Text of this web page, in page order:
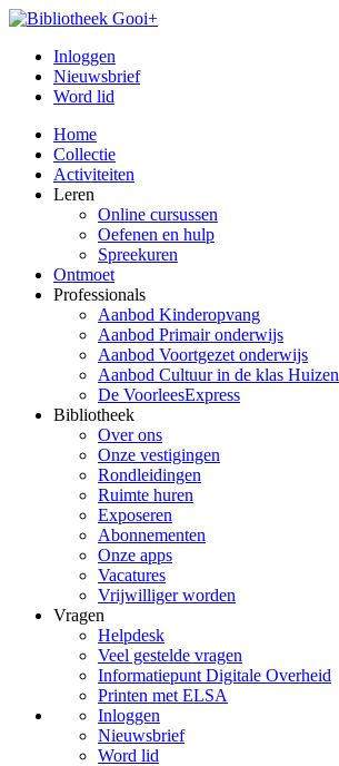
Inloggen
Nieuwsbrief
Word lid
Home
Collectie
Activiteiten
Leren
Online cursussen
Oefenen en hulp
Spreekuren
Ontmoet
Professionals
Aanbod Kinderopvang
Aanbod Primair onderwijs
Aanbod Voortgezet onderwijs
Aanbod Cultuur in de klas Huizen
De VoorleesExpress
Bibliotheek
Over ons
Onze vestigingen
Rondleidingen
Ruimte huren
Exposeren
Abonnementen
Onze apps
Vacatures
Vrijwilliger worden
Vragen
Helpdesk
Veel gestelde vragen
Informatiepunt Digitale Overheid
Printen met ELSA
Inloggen
Nieuwsbrief
Word lid